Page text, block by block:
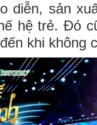
diễn, sản
hệ trẻ. Đó
khi không